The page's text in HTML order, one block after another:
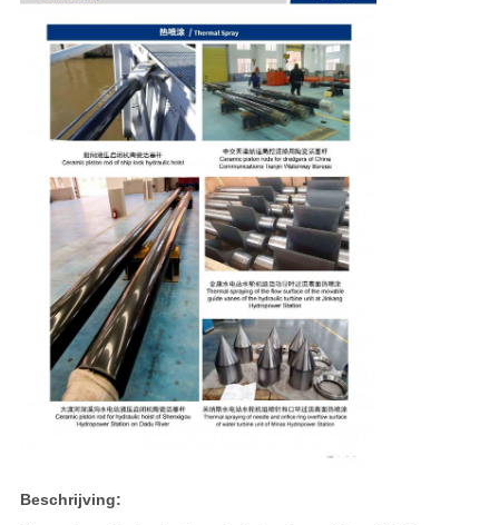
Beschrijving: